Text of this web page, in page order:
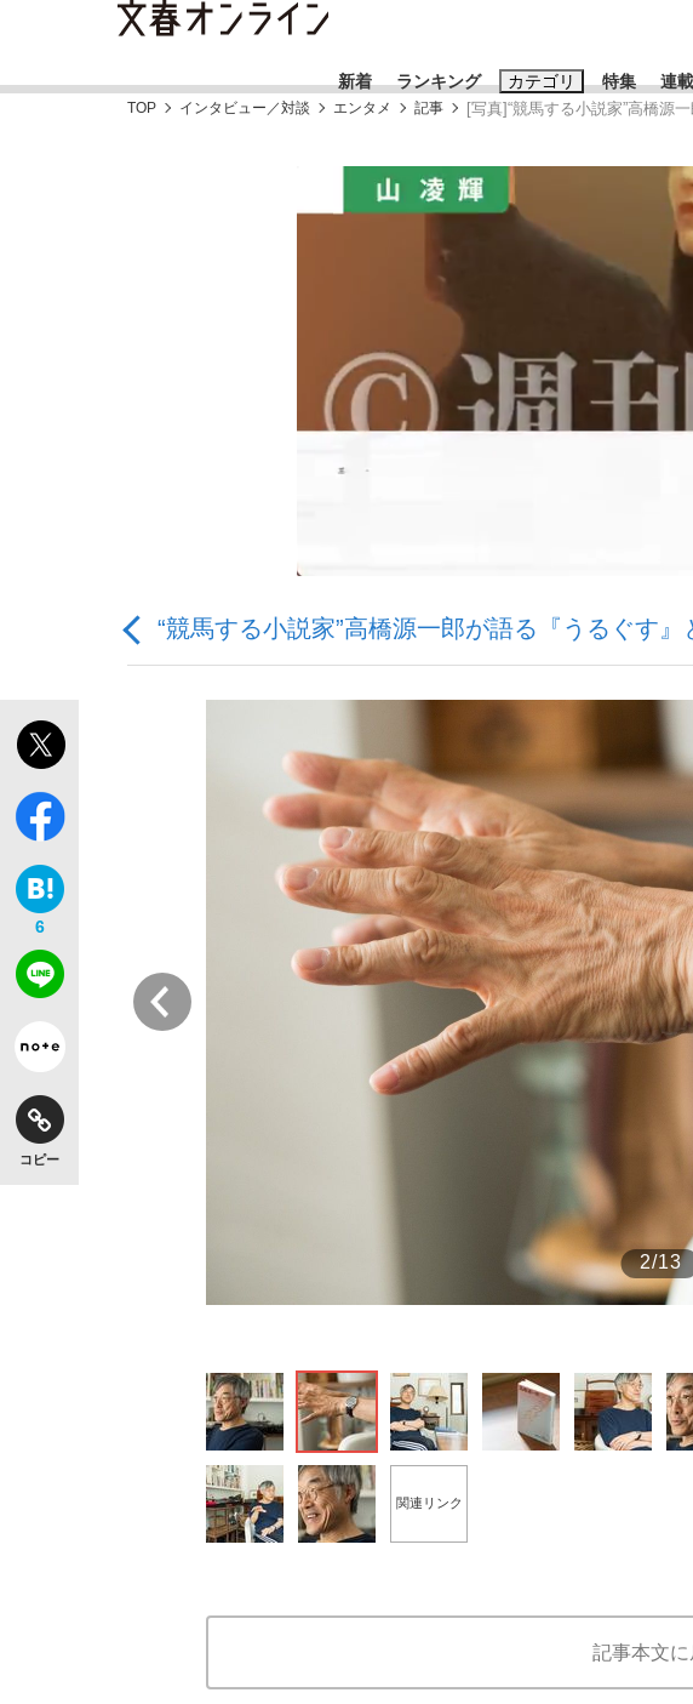
新着 ランキング カテゴリ
「敗因分析は一切聞かれなかった」侍ジャパン選手が証言した
「目標達成できなかったからと言って…」サッカー日本代表・
特集
キングの誕生を、目撃せよ。
連載
おすすめのキーワードタグ一
#高市早苗
TOP インタビュー／対談 エンタメ 記事 [写真]“競馬する小説家”高橋源
“競馬する小説家”高橋源一郎が語る『うるぐす』
6
コピー
2/13
関連リンク
記事本文に